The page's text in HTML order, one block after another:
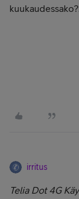
irritus
Telia Dot 4G